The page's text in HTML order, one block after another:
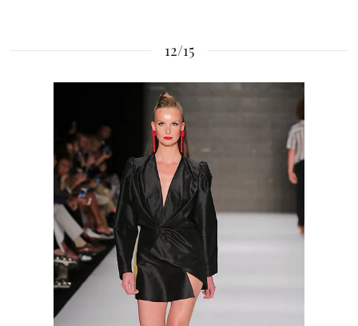
12/15